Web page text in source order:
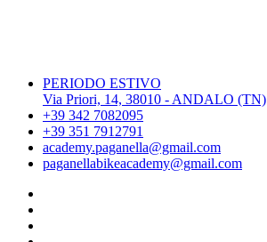
PERIODO ESTIVO
Via Priori, 14, 38010 - ANDALO (TN)
+39 342 7082095
+39 351 7912791
academy.paganella@gmail.com
paganellabikeacademy@gmail.com